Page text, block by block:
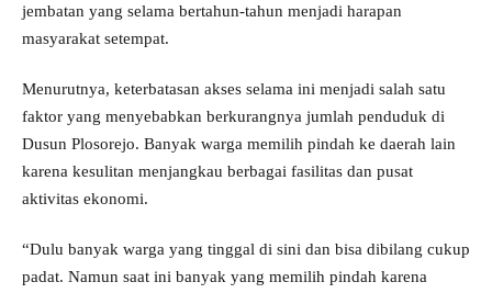
jembatan yang selama bertahun-tahun menjadi harapan
masyarakat setempat.
Menurutnya, keterbatasan akses selama ini menjadi salah satu
faktor yang menyebabkan berkurangnya jumlah penduduk di
Dusun Plosorejo. Banyak warga memilih pindah ke daerah lain
karena kesulitan menjangkau berbagai fasilitas dan pusat
aktivitas ekonomi.
“Dulu banyak warga yang tinggal di sini dan bisa dibilang cukup
padat. Namun saat ini banyak yang memilih pindah karena